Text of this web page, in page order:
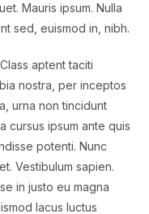
Mauris ipsum. Nulla
sed, euismod in, nibh.
aptent taciti
nostra, per inceptos
urna non tincidunt
cursus ipsum ante quis
potenti. Nunc
Vestibulum sapien.
in justo eu magna
lacus luctus